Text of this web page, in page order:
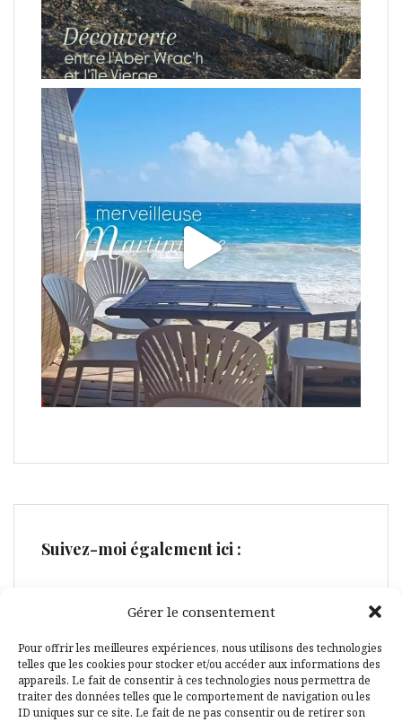
Gérer le consentement
Pour offrir les meilleures expériences, nous utilisons des technologies
telles que les cookies pour stocker et/ou accéder aux informations des
appareils. Le fait de consentir à ces technologies nous permettra de
traiter des données telles que le comportement de navigation ou les
ID uniques sur ce site. Le fait de ne pas consentir ou de retirer son
Suivez-moi également ici :
Facebook
Pinterest